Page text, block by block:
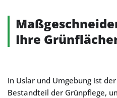
Ihre
In Uslar und Umgebung ist
Bestandteil der Grünpflege,